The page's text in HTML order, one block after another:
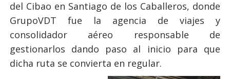
del Cibao en Santiago de los Caballeros, donde
GrupoVDT fue la agencia de viajes y
consolidador aéreo responsable de
gestionarlos dando paso al inicio para que
dicha ruta se convierta en regular.